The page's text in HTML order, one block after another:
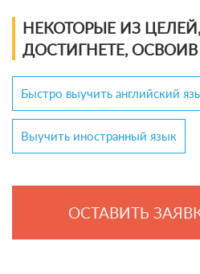
НЕКОТОРЫЕ ИЗ
ДОСТИГНЕТЕ, ОСВОИВ
Быстро выучить английский
Выучить иностранный язык
ОСТАВИТЬ